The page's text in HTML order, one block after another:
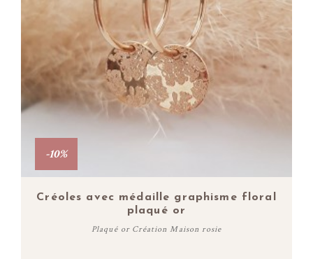
-10%
Créoles avec médaille graphisme floral
plaqué or
Plaqué or Création Maison rosie